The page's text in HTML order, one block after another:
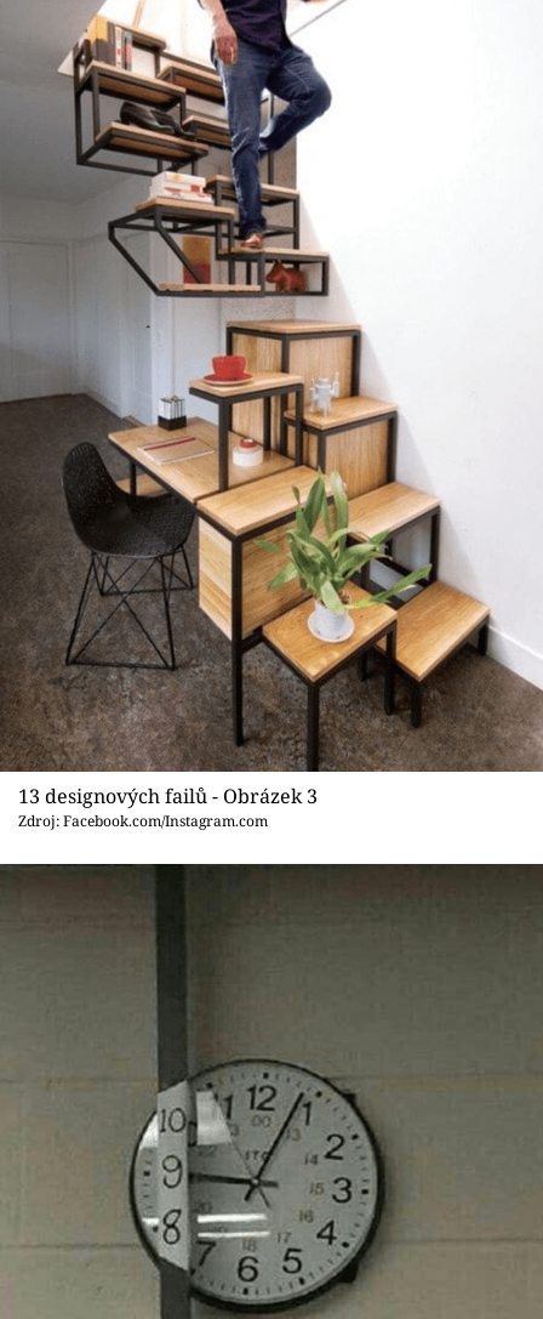
13 designových failů - Obrázek 3
Zdroj: Facebook.com/Instagram.com